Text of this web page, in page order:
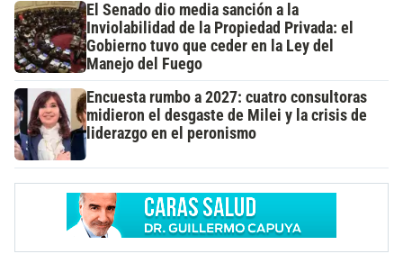
El Senado dio media sanción a la
Inviolabilidad de la Propiedad Privada: el
Gobierno tuvo que ceder en la Ley del
Manejo del Fuego
Encuesta rumbo a 2027: cuatro consultoras
midieron el desgaste de Milei y la crisis de
liderazgo en el peronismo